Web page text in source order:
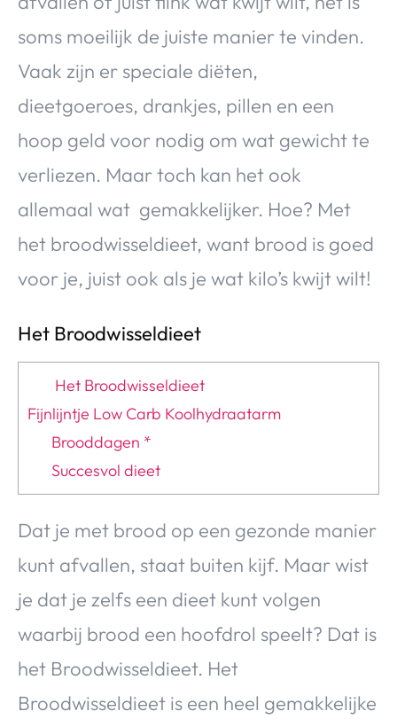
soms moeilijk de juiste manier te vinden.
Vaak zijn er speciale diëten,
dieetgoeroes, drankjes, pillen en een
hoop geld voor nodig om wat gewicht te
verliezen. Maar toch kan het ook
allemaal wat gemakkelijker. Hoe? Met
het broodwisseldieet, want brood is goed
voor je, juist ook als je wat kilo’s kwijt wilt!
Het Broodwisseldieet
Het Broodwisseldieet
Fijnlijntje Low Carb Koolhydraatarm
Brooddagen *
Succesvol dieet
Dat je met brood op een gezonde manier
kunt afvallen, staat buiten kijf. Maar wist
je dat je zelfs een dieet kunt volgen
waarbij brood een hoofdrol speelt? Dat is
het Broodwisseldieet. Het
Broodwisseldieet is een heel gemakkelijke